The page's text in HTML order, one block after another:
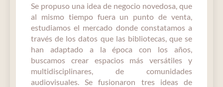
Se propuso una idea de negocio novedosa, que
al mismo tiempo fuera un punto de venta,
estudiamos el mercado donde constatamos a
través de los datos que las bibliotecas, que se
han adaptado a la época con los años,
buscamos crear espacios más versátiles y
multidisciplinares, de comunidades
audiovisuales. Se fusionaron tres ideas de